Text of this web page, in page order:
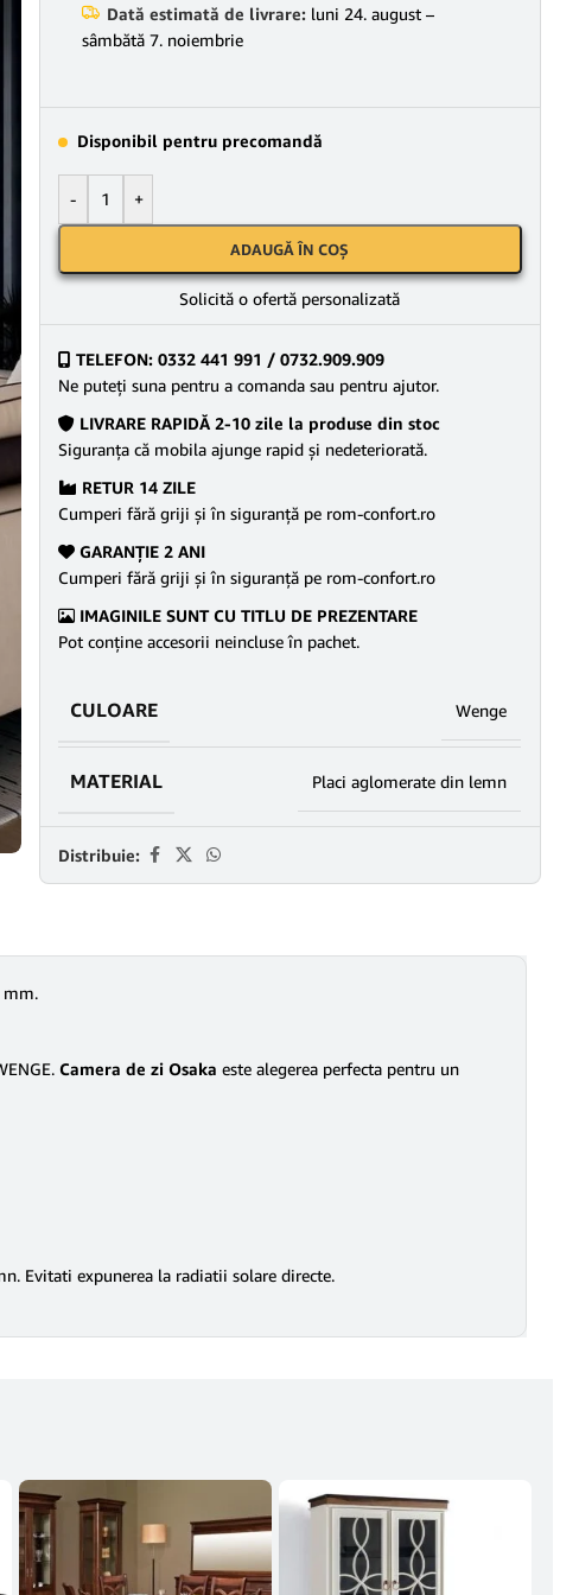
Dată estimată de livrare: luni 24. august –
sâmbătă 7. noiembrie
Disponibil pentru precomandă
- +
ADAUGĂ ÎN COȘ
Solicită o ofertă personalizată
TELEFON: 0332 441 991 / 0732.909.909
Ne puteţi suna pentru a comanda sau pentru ajutor.
LIVRARE RAPIDĂ 2-10 zile la produse din stoc
Siguranţa că mobila ajunge rapid şi nedeteriorată.
RETUR 14 ZILE
Cumperi fără griji şi în siguranţă pe rom-confort.ro
GARANŢIE 2 ANI
Cumperi fără griji şi în siguranţă pe rom-confort.ro
IMAGINILE SUNT CU TITLU DE PREZENTARE
Pot conține accesorii neincluse în pachet.
CULOARE Wenge
MATERIAL Placi aglomerate din lemn
Distribuie:
mm.
Camera de zi Osaka este alegerea perfecta pentru un
Evitati expunerea la radiatii solare directe.